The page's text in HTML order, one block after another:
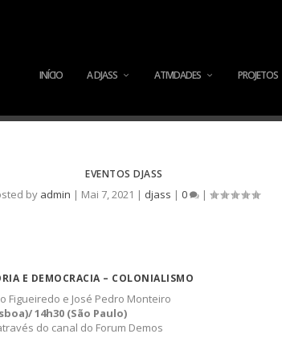
INÍCIO A DJASS ATIVIDADES PROJETOS
EVENTOS DJASS
by admin | Mai 7, 2021 | djass |0 |
E DEMOCRACIA – COLONIALISMO
Figueiredo e José Pedro Monteiro
14h30 (São Paulo)
do canal do Forum Demos